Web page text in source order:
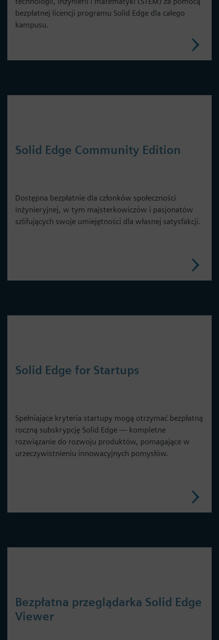
bezpłatnej licencji programu Solid Edge dla całego
kampusu.
Solid Edge Community Edition
Dostępna bezpłatnie dla członków społeczności
inżynieryjnej, w tym majsterkowiczów i pasjonatów
szlifujących swoje umiejętności dla własnej satysfakcji.
Solid Edge for Startups
Spełniające kryteria startupy mogą otrzymać bezpłatną
roczną subskrypcję Solid Edge — kompletne
rozwiązanie do rozwoju produktów, pomagające w
urzeczywistnieniu innowacyjnych pomysłów.
Bezpłatna przeglądarka Solid Edge
Viewer